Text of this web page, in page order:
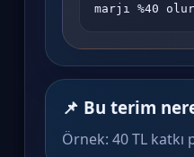
marjı %40
📌 Bu terim
Örnek: 40 TL katkı